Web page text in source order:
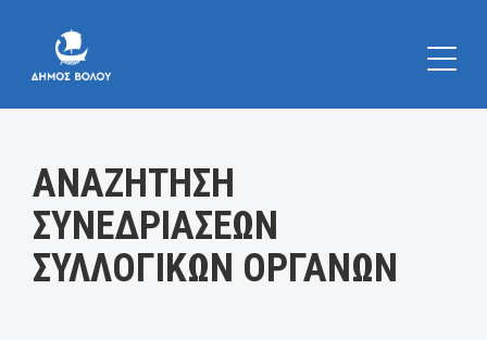
ΑΝΑΖΗΤΗΣΗ
ΣΥΝΕΔΡΙΑΣΕΩΝ
ΣΥΛΛΟΓΙΚΩΝ ΟΡΓΑΝΩΝ